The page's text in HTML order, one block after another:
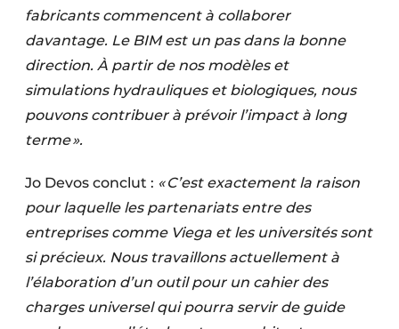
fabricants commencent à collaborer
davantage. Le BIM est un pas dans la bonne
direction. À partir de nos modèles et
simulations hydrauliques et biologiques, nous
pouvons contribuer à prévoir l’impact à long
terme ».
Jo Devos conclut : « C’est exactement la raison
pour laquelle les partenariats entre des
entreprises comme Viega et les universités sont
si précieux. Nous travaillons actuellement à
l’élaboration d’un outil pour un cahier des
charges universel qui pourra servir de guide